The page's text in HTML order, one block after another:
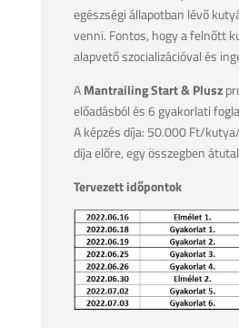
egészségi állapotban lévő
venni. Fontos, hogy a felnőtt
alapvető szocializációval és
AMantrailing Start & Plusz
előadásból és 6 gyakorlati
A képzés díja: 50.000 Ft/
díja előre, egy összegben
Tervezett időpontok